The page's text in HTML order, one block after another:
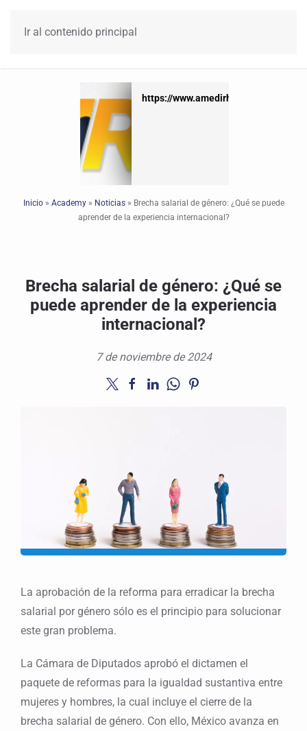
Ir al contenido principal
https://www.amedirh.com.mx
https://www.amedirh.com.mx
Inicio» Academy» Noticias» Brecha salarial de género: ¿Qué se puede
aprender de la experiencia internacional?
Brecha salarial de género: ¿Qué se
puede aprender de la experiencia
internacional?
7 de noviembre de 2024
La aprobación de la reforma para erradicar la brecha
salarial por género sólo es el principio para solucionar
este gran problema.
La Cámara de Diputados aprobó el dictamen el
paquete de reformas para la igualdad sustantiva entre
mujeres y hombres, la cual incluye el cierre de la
brecha salarial de género. Con ello, México avanza en